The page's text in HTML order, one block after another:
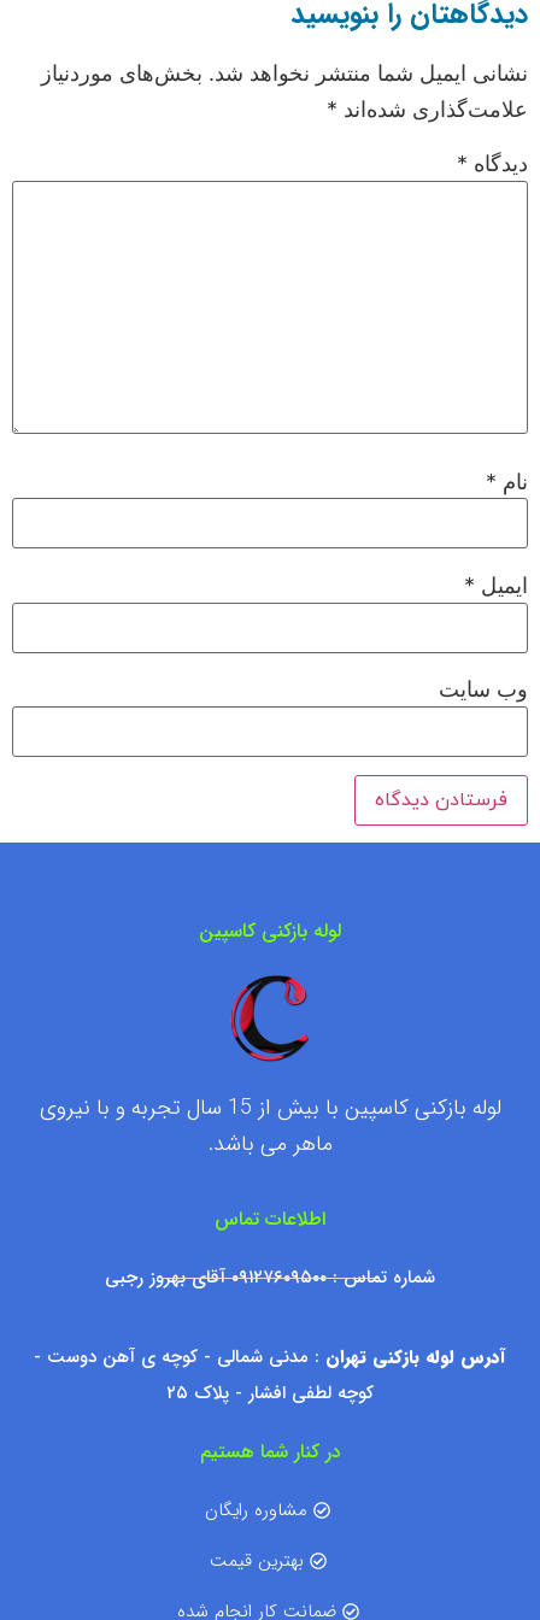
دیدگاهتان را بنویسید
نشانی ایمیل شما منتشر نخواهد شد. بخش‌های موردنیاز
علامت‌گذاری شده‌اند *
دیدگاه *
نام *
ایمیل *
وب‌ سایت
لوله بازکنی کاسپین
لوله بازکنی کاسپین با بیش از 15 سال تجربه و با نیروی
ماهر می باشد.
اطلاعات تماس
شماره تماس : ۰۹۱۲۷۶۰۹۵۰۰ آقای بهروز رجبی
آدرس لوله بازکنی تهران : مدنی شمالی - کوچه ی آهن دوست -
کوچه لطفی افشار - پلاک ۲۵
در کنار شما هستیم
مشاوره رایگان
بهترین قیمت
ضمانت کار انجام شده